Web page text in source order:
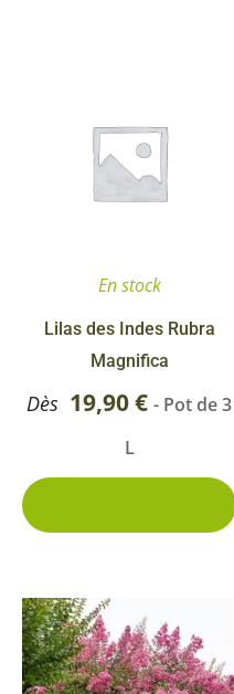
En stock
Lilas des Indes Rubra
Magnifica
Dès 19,90€ - Pot de 3
L